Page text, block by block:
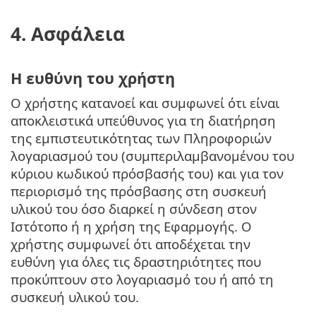
4. Ασφάλεια
Η ευθύνη του χρήστη
Ο χρήστης κατανοεί και συμφωνεί ότι είναι
αποκλειστικά υπεύθυνος για τη διατήρηση
της εμπιστευτικότητας των Πληροφοριών
λογαριασμού του (συμπεριλαμβανομένου του
κύριου κωδικού πρόσβασής του) και για τον
περιορισμό της πρόσβασης στη συσκευή
υλικού του όσο διαρκεί η σύνδεση στον
Ιστότοπο ή η χρήση της Εφαρμογής. Ο
χρήστης συμφωνεί ότι αποδέχεται την
ευθύνη για όλες τις δραστηριότητες που
προκύπτουν στο λογαριασμό του ή από τη
συσκευή υλικού του.